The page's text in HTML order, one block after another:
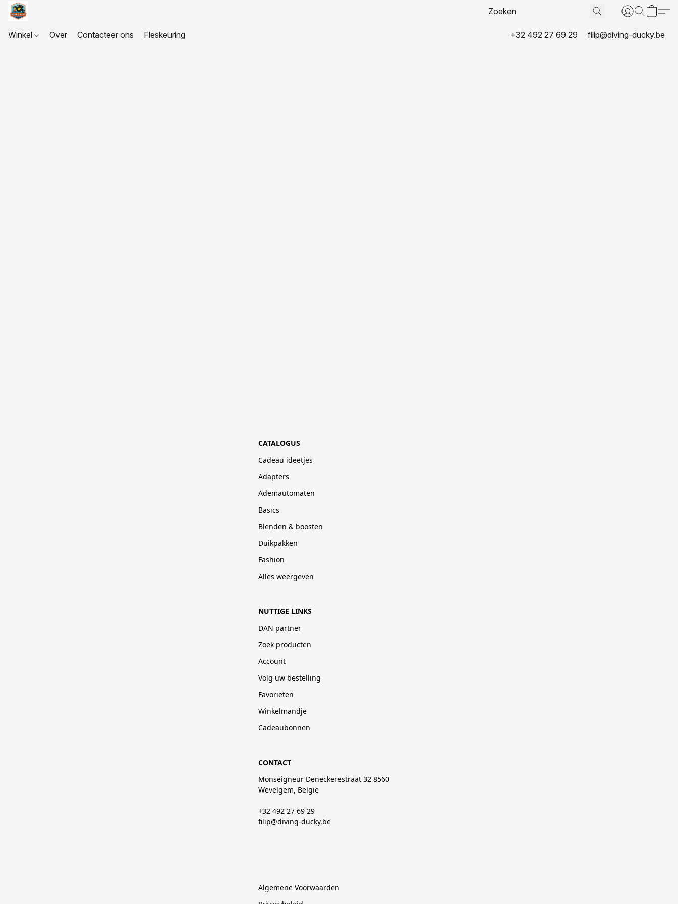
Winkel Over Contacteer ons Fleskeuring +32 492 27 69 29 filip@diving-ducky.be
CATALOGUS
Cadeau ideetjes
Adapters
Ademautomaten
Basics
Blenden & boosten
Duikpakken
Fashion
Alles weergeven
NUTTIGE LINKS
DAN partner
Zoek producten
Account
Volg uw bestelling
Favorieten
Winkelmandje
Cadeaubonnen
CONTACT
Monseigneur Deneckerestraat 32 8560
Wevelgem, België
+32 492 27 69 29
filip@diving-ducky.be
Algemene Voorwaarden